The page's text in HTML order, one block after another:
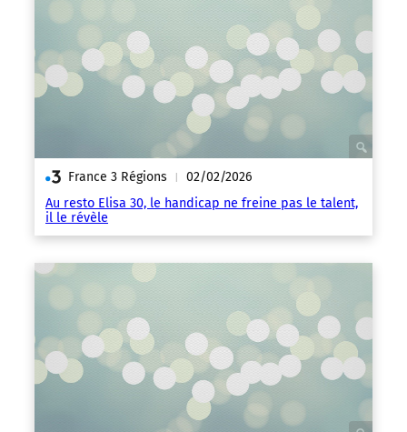
France 3 Régions | 02/02/2026
Au resto Elisa 30, le handicap ne freine pas le talent,
il le révèle